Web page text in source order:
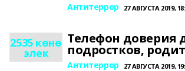
Антитеррор 27 АВГУСТА 2019,
2535 көнө
элек
Телефон доверия
подростков,
Антитеррор 27 АВГУСТА 2019,